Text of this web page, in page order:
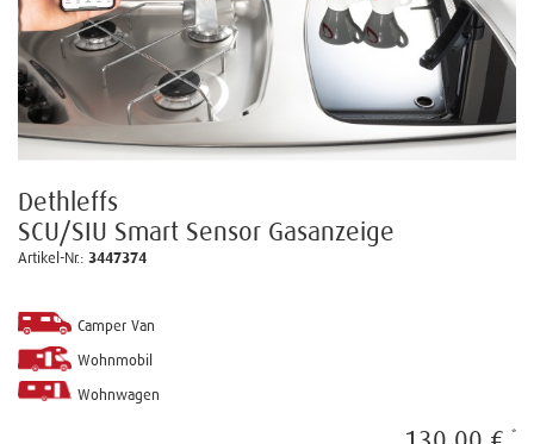
Dethleffs
SCU/SIU Smart Sensor Gasanzeige
Artikel-Nr.: 3447374
Camper Van
Wohnmobil
Wohnwagen